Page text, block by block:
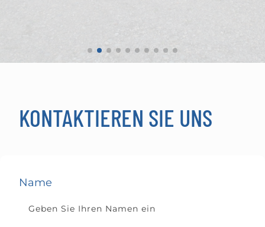
KONTAKTIEREN SIE UNS
Name